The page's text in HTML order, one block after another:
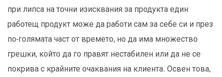
при липса на точни изисквания за продукта един
работещ продукт може да работи сам за себе си и през
по-голямата част от времето, но да има множество
грешки, който да го правят нестабилен или да не се
покрива с крайните очаквания на клиента. Освен това,